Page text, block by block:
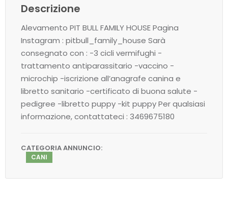
Descrizione
Alevamento PIT BULL FAMILY HOUSE Pagina
Instagram : pitbull_family_house Sarà
consegnato con : -3 cicli vermifughi -
trattamento antiparassitario -vaccino -
microchip -iscrizione all’anagrafe canina e
libretto sanitario -certificato di buona salute -
pedigree -libretto puppy -kit puppy Per qualsiasi
informazione, contattateci : 3469675180
CATEGORIA ANNUNCIO:
CANI